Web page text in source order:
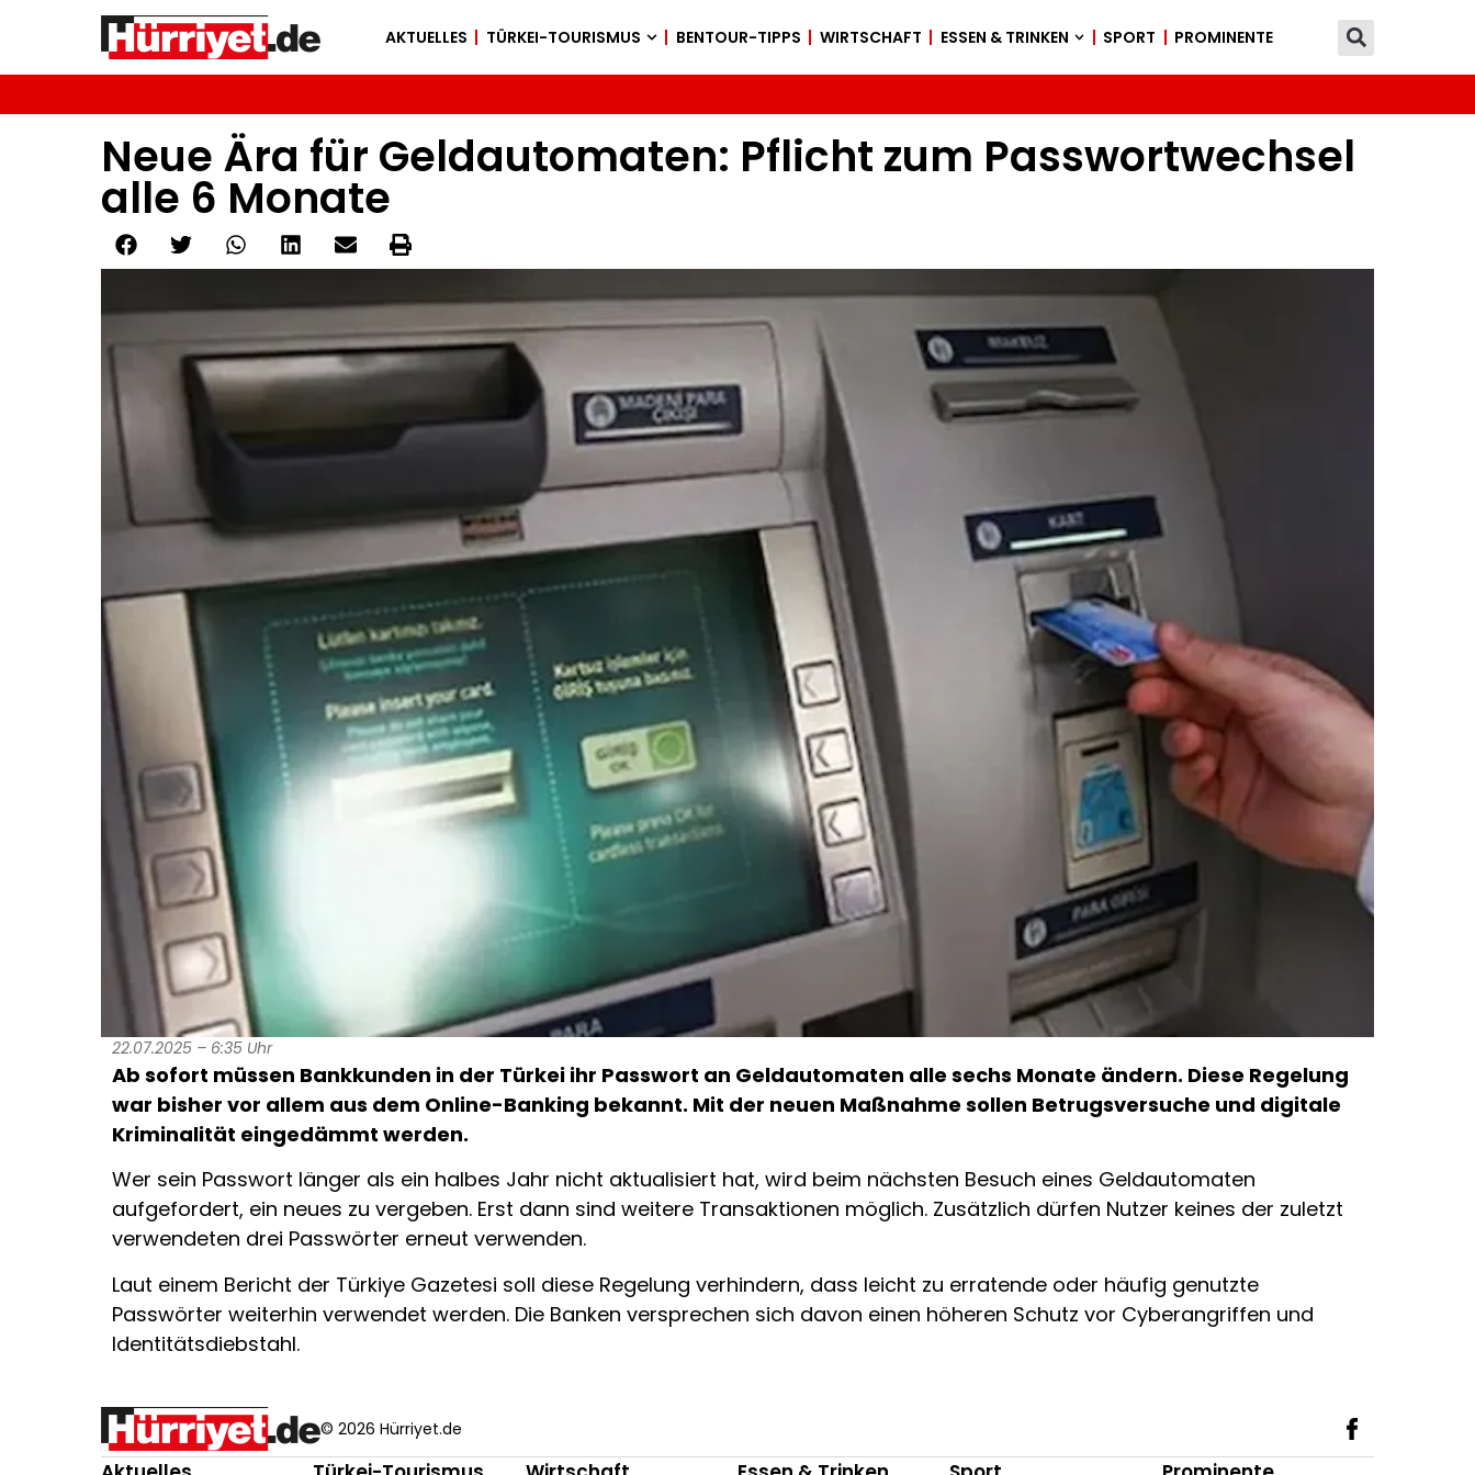
AKTUELLES TÜRKEI-TOURISMUS BENTOUR-TIPPS WIRTSCHAFT ESSEN & TRINKEN SPORT PROMINENTE
Neue Ära für Geldautomaten: Pflicht zum Passwortwechsel
alle 6 Monate
22.07.2025 – 6:35 Uhr
Ab sofort müssen Bankkunden in der Türkei ihr Passwort an Geldautomaten alle sechs Monate ändern. Diese Regelung
war bisher vor allem aus dem Online-Banking bekannt. Mit der neuen Maßnahme sollen Betrugsversuche und digitale
Kriminalität eingedämmt werden.
Wer sein Passwort länger als ein halbes Jahr nicht aktualisiert hat, wird beim nächsten Besuch eines Geldautomaten
aufgefordert, ein neues zu vergeben. Erst dann sind weitere Transaktionen möglich. Zusätzlich dürfen Nutzer keines der zuletzt
verwendeten drei Passwörter erneut verwenden.
Laut einem Bericht der Türkiye Gazetesi soll diese Regelung verhindern, dass leicht zu erratende oder häufig genutzte
Passwörter weiterhin verwendet werden. Die Banken versprechen sich davon einen höheren Schutz vor Cyberangriffen und
Identitätsdiebstahl.
© 2026 Hürriyet.de